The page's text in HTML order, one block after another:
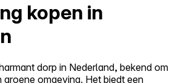
kopen in
dorp in Nederland, bekend om
groene omgeving. Het biedt een